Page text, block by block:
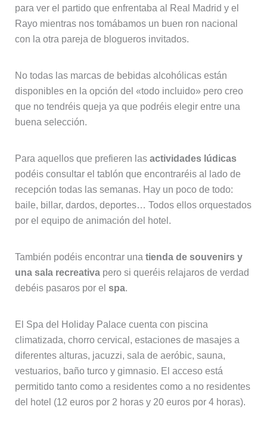
para ver el partido que enfrentaba al Real Madrid y el
Rayo mientras nos tomábamos un buen ron nacional
con la otra pareja de blogueros invitados.
No todas las marcas de bebidas alcohólicas están
disponibles en la opción del «todo incluido» pero creo
que no tendréis queja ya que podréis elegir entre una
buena selección.
Para aquellos que prefieren las actividades lúdicas
podéis consultar el tablón que encontraréis al lado de
recepción todas las semanas. Hay un poco de todo:
baile, billar, dardos, deportes… Todos ellos orquestados
por el equipo de animación del hotel.
También podéis encontrar una tienda de souvenirs y
una sala recreativapero si queréis relajaros de verdad
debéis pasaros por el spa.
El Spa del Holiday Palace cuenta con piscina
climatizada, chorro cervical, estaciones de masajes a
diferentes alturas, jacuzzi, sala de aeróbic, sauna,
vestuarios, baño turco y gimnasio. El acceso está
permitido tanto como a residentes como a no residentes
del hotel (12 euros por 2 horas y 20 euros por 4 horas).